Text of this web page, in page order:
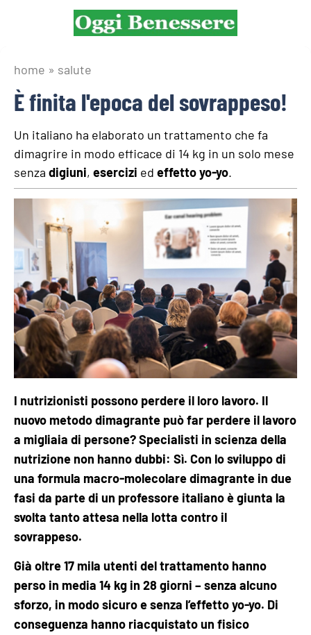
home » salute
È finita l'epoca del sovrappeso!
Un italiano ha elaborato un trattamento che fa
dimagrire in modo efficace di 14 kg in un solo mese
senza digiuni, esercizi ed effetto yo-yo.
I nutrizionisti possono perdere il loro lavoro. Il
nuovo metodo dimagrante può far perdere il lavoro
a migliaia di persone? Specialisti in scienza della
nutrizione non hanno dubbi: Sì. Con lo sviluppo di
una formula macro-molecolare dimagrante in due
fasi da parte di un professore italiano è giunta la
svolta tanto attesa nella lotta contro il
sovrappeso.
Già ​​oltre 17 mila utenti del trattamento hanno
perso in media 14 kg in 28 giorni – senza alcuno
sforzo, in modo sicuro e senza l’effetto yo-yo. Di
conseguenza hanno riacquistato un fisico